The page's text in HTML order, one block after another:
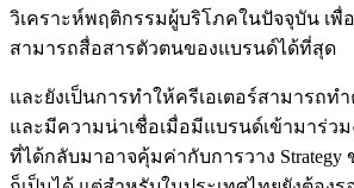
วิเคราะห์พฤติกรรมผู้บริโภคในปัจจุบัน เพื่
สามารถสื่อสารตัวตนของแบรนด์ได้ที่สุด
และยังเป็นการทำให้ครีเอเตอร์สามารถท
และมีความน่าเชื่อเมื่อมีแบรนด์เข้ามาร่ว
ที่ได้กลับมาอาจคุ้มค่ากับการวาง